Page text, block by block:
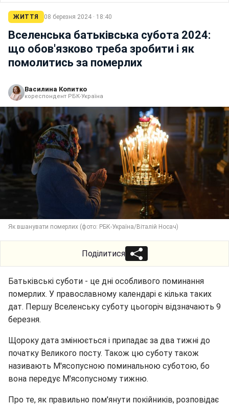
ЖИТТЯ 08 березня 2024 · 18:40
Вселенська батьківська субота 2024:
що обов'язково треба зробити і як
помолитись за померлих
Василина Копитко
кореспондент РБК-Україна
Як вшанувати померлих (фото: РБК-Україна/Віталій Носач)
Поділитися
Батьківські суботи - це дні особливого поминання
померлих. У православному календарі є кілька таких
дат. Першу Вселенську суботу цьогоріч відзначають 9
березня.
Щороку дата змінюється і припадає за два тижні до
початку Великого посту. Також цю суботу також
називають М'ясопусною поминальною суботою, бо
вона передує М'ясопусному тижню.
Про те, як правильно пом'янути покійників, розповідає